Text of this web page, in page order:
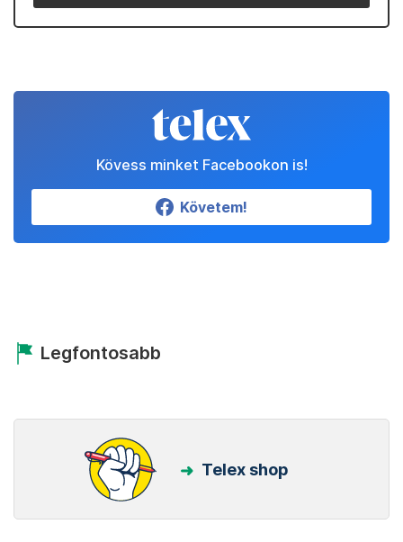
Kövess minket Facebookon is!
Követem!
Legfontosabb
Telex shop